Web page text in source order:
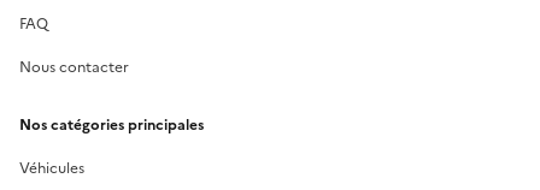
FAQ
Nous contacter
Nos catégories principales
Véhicules